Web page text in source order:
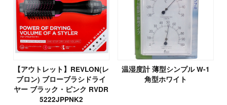
【アウトレット】REVLON(レ
ブロン) ブローブラシドライ
ヤー ブラック・ピンク RVDR
5222JPPNK2
温湿度計 薄型シンプル W-1
角型ホワイト